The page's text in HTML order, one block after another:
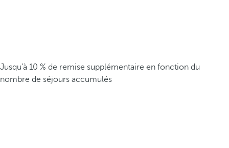
Jusqu’à 10 % de remise supplémentaire en fonction du
nombre de séjours accumulés